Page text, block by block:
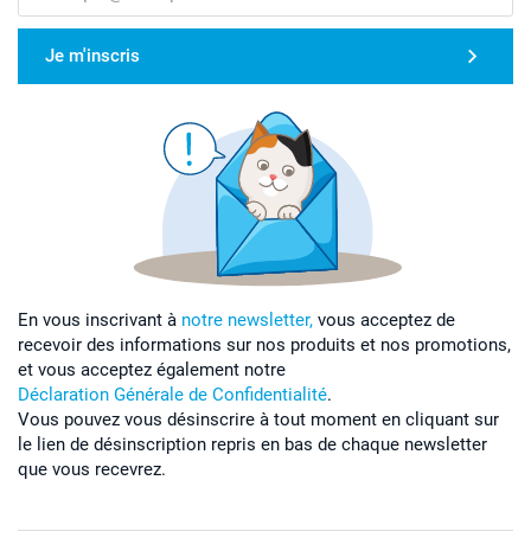
Je m'inscris
En vous inscrivant à notre newsletter, vous acceptez de
recevoir des informations sur nos produits et nos promotions,
et vous acceptez également notre
Déclaration Générale de Confidentialité.
Vous pouvez vous désinscrire à tout moment en cliquant sur
le lien de désinscription repris en bas de chaque newsletter
que vous recevrez.